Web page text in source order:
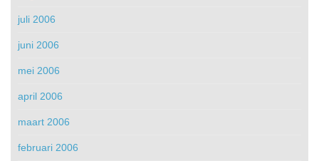
juli 2006
juni 2006
mei 2006
april 2006
maart 2006
februari 2006